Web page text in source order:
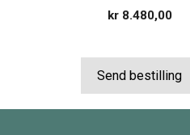
kr8.480,00
Send bestilling